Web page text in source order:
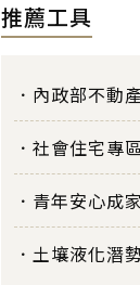
推薦工具
內政部不動
社會住宅專
青年安心成
土壤液化潛